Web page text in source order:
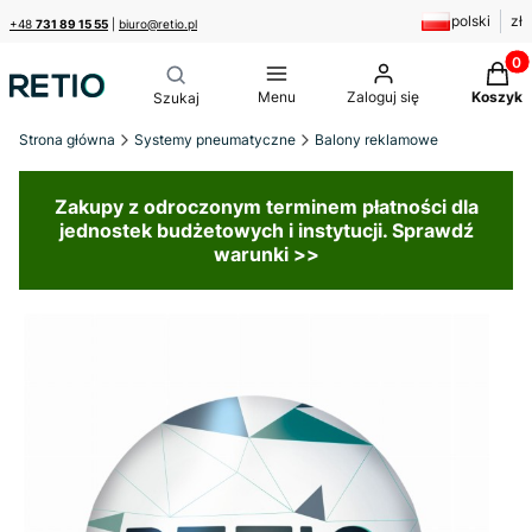
+48 731 89 15 55 biuro@retio.pl polski zł
Menu Zaloguj się Koszyk
Strona główna Systemy pneumatyczne Balony reklamowe
Zakupy z odroczonym terminem płatności dla
jednostek budżetowych i instytucji. Sprawdź
warunki >>